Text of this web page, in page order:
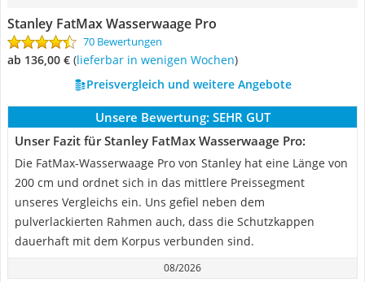
Stanley FatMax Wasserwaage Pro
70 Bewertungen
ab 136,00 € ( Lieferbar in wenigen Wochen)
Preisvergleich und weitere Angebote
Unsere Bewertung: SEHR GUT
Unser Fazit für Stanley FatMax Wasserwaage Pro:
Die FatMax-Wasserwaage Pro von Stanley hat eine Länge von
200 cm und ordnet sich in das mittlere Preissegment
unseres Vergleichs ein. Uns gefiel neben dem
pulverlackierten Rahmen auch, dass die Schutzkappen
dauerhaft mit dem Korpus verbunden sind.
08/2026